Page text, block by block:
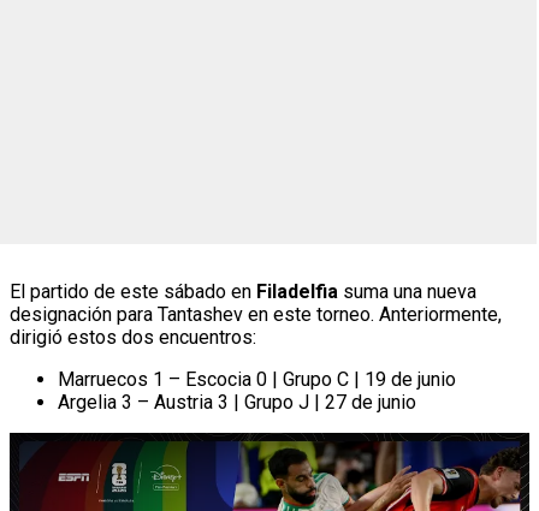
El partido de este sábado en Filadelfia suma una nueva
designación para Tantashev en este torneo. Anteriormente,
dirigió estos dos encuentros:
Marruecos 1 – Escocia 0 | Grupo C | 19 de junio
Argelia 3 – Austria 3 | Grupo J | 27 de junio